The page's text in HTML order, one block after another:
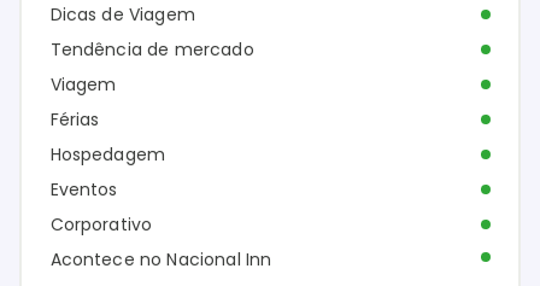
Dicas de Viagem
Tendência de mercado
Viagem
Férias
Hospedagem
Eventos
Corporativo
Acontece no Nacional Inn